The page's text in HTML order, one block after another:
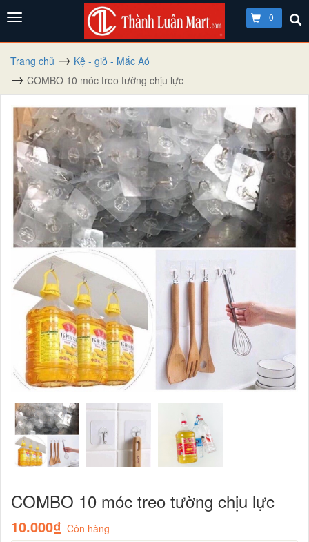
0
Trang chủ
Kệ - giỏ - Mắc Aó
COMBO 10 móc treo tường chịu lực
COMBO 10 móc treo tường chịu lực
10.000₫ Còn hàng